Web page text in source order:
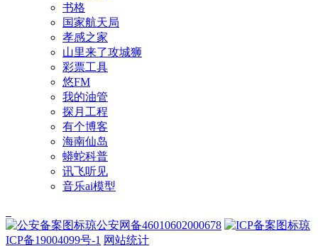
书格
国家航天局
孝感之家
山里来了攻城狮
彩票工具
悠FM
我的油管
探月工程
有个博客
海南仙岛
蟒蛇科普
讯飞听见
音乐ai模型
琼公安网备46010602000678
琼
ICP备19004099号-1 网站统计